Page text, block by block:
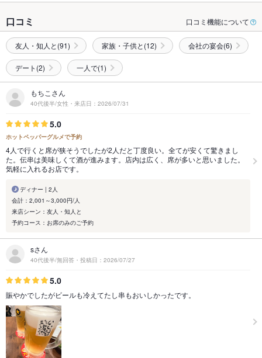
口コミ 口コミ機能について
友人・知人と(91) 家族・子供と(12) 会社の宴会(6)
デート(2) 一人で(1)
もちこさん
40代後半/女性・来店日：2026/07/31
5.0
ホットペッパーグルメで予約
4人で行くと席が狭そうでしたが2人だと丁度良い。全てが安くて驚きまし
た。伝串は美味しくて酒が進みます。店内は広く、席が多いと思いました。
気軽に入れるお店です。
ディナー | 2人
会計：2,001～3,000円/人
来店シーン：友人・知人と
予約コース：お席のみのご予約
sさん
40代後半/無回答・投稿日：2026/07/27
5.0
賑やかでしたがビールも冷えてたし串もおいしかったです。